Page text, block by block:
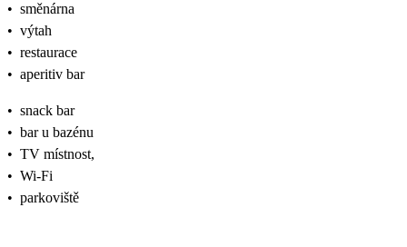
• směnárna
• výtah
• restaurace
• aperitiv bar
• snack bar
• bar u bazénu
• TV místnost,
• Wi-Fi
• parkoviště